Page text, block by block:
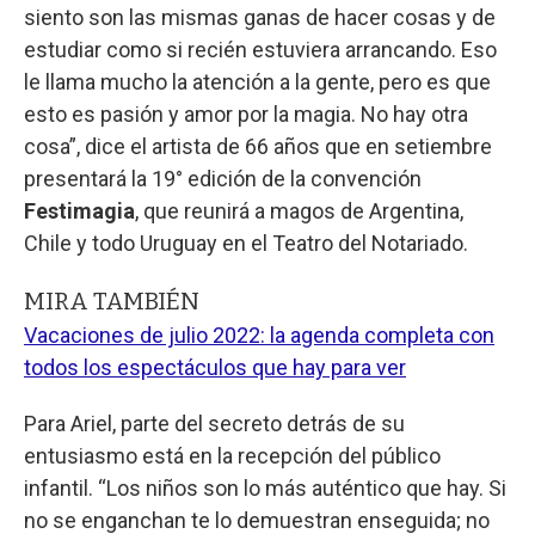
siento son las mismas ganas de hacer cosas y de
estudiar como si recién estuviera arrancando. Eso
le llama mucho la atención a la gente, pero es que
esto es pasión y amor por la magia. No hay otra
cosa”, dice el artista de 66 años que en setiembre
presentará la 19° edición de la convención
Festimagia, que reunirá a magos de Argentina,
Chile y todo Uruguay en el Teatro del Notariado.
MIRA TAMBIÉN
Vacaciones de julio 2022: la agenda completa con
todos los espectáculos que hay para ver
Para Ariel, parte del secreto detrás de su
entusiasmo está en la recepción del público
infantil. “Los niños son lo más auténtico que hay. Si
no se enganchan te lo demuestran enseguida; no